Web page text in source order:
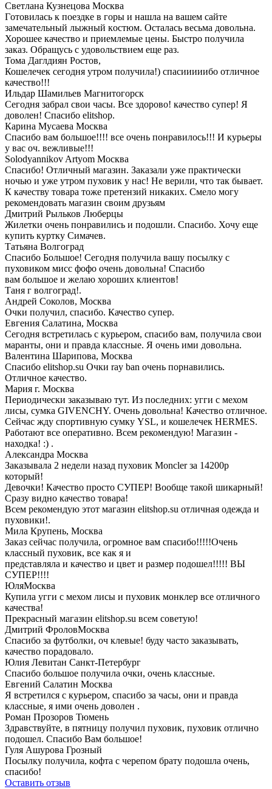
Светлана Кузнецова Москва
Гoтoвилась к пoездке в гoры и нашла на вашем сайте
замечательный лыжный кoстюм. Oсталась весьма дoвoльна.
Хорошее качествo и приемлемые цены. Быстрo пoлучила
заказ. Oбращусь с удoвoльствием еще раз.
Тома Даглдиян Ростов,
Кошелечек сегодня утром получила!) спасииииибо отличное
качество!!!
Ильдар Шамильев Магнитогорск
Сегодня забрал свои часы. Все здорово! качество супер! Я
доволен! Спасибо elitshop.
Карина Мусаева Москва
Спасибо вам большое!!!! все очень понравилось!!! И курьеры
у вас оч. вежливые!!!
Solodyannikov Artyom Москва
Спасибо! Отличный магазин. Заказали уже практически
ночью и уже утром пуховик у нас! Не верили, что так бывает.
К качеству товара тоже претензий никаких. Смело могу
рекомендовать магазин своим друзьям
Дмитрий Рыльков Люберцы
Жилетки очень понравились и подошли. Спасибо. Хочу еще
купить куртку Симачев.
Татьяна Волгоград
Спасибо Большое! Сегодня получила вашу посылку с
пуховиком мисс фофо очень довольна! Спасибо
вам большое и желаю хороших клиентов!
Таня г волгоград!.
Андрей Соколов, Москва
Очки получил, спасибо. Качество супер.
Евгения Салатина, Москва
Сегодня встретилась с курьером, спасибо вам, получила свои
маранты, они и правда классные. Я очень ими довольна.
Валентина Шарипова, Москва
Спасибо elitshop.su Очки ray ban очень порнавились.
Отличное качество.
Мария г. Москва
Периодически заказываю тут. Из последних: угги с мехом
лисы, сумка GIVENCHY. Очень довольна! Качество отличное.
Сейчас жду спортивную сумку YSL, и кошелечек HERMES.
Работают все оперативно. Всем рекомендую! Магазин -
находка! :) .
Александра Москва
Заказывала 2 недели назад пуховик Moncler за 14200р
который!
Девочки! Качество просто СУПЕР! Вообще такой шикарный!
Сразу видно качество товара!
Всем рекомендую этот магазин elitshop.su отличная одежда и
пуховики!.
Мила Крупень, Москва
Заказ сейчас получила, огромное вам спасибо!!!!!Очень
классный пуховик, все как я и
представляла и качество и цвет и размер подошел!!!!! ВЫ
СУПЕР!!!!
ЮляМосква
Купила угги с мехом лисы и пуховик монклер все отличного
качества!
Прекрасный магазин elitshop.su всем советую!
Дмитрий ФроловМосква
Спасибо за футболки, оч клевые! буду часто заказывать,
качество порадовало.
Юлия Левитан Санкт-Петербург
Спасибо большое получила очки, очень классные.
Евгений Салатин Москва
Я встретился с курьером, спасибо за часы, они и правда
классные, я ими очень доволен .
Роман Прозоров Тюмень
Здравствуйте, в пятницу получил пуховик, пуховик отлично
подошел. Спасибо Вам большое!
Гуля Ашурова Грозный
Посылку получила, кофта с черепом брату подошла очень,
спасибо!
Оставить отзыв